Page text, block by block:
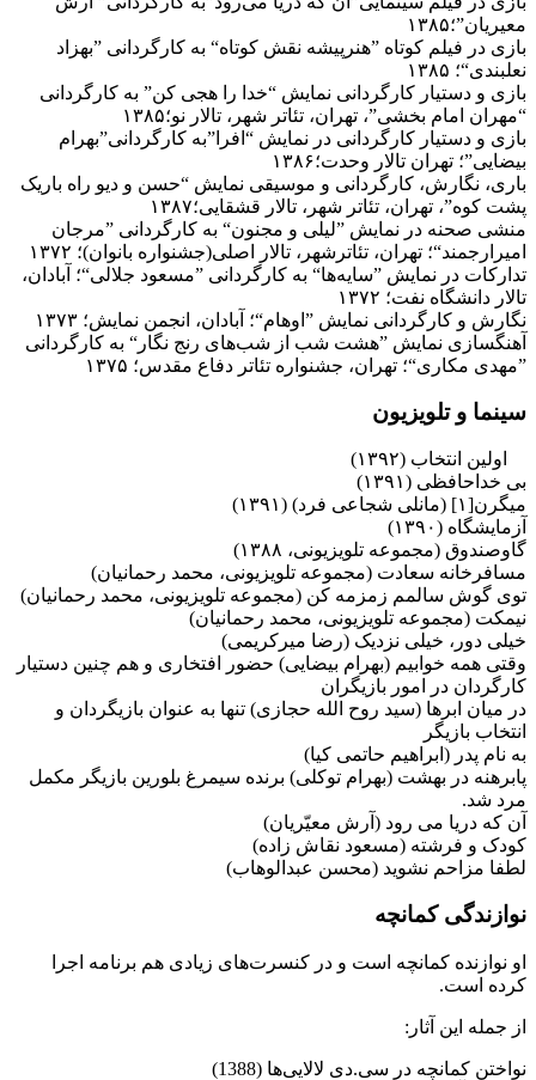
معیریان”؛۱۳۸۵
بازی در فیلم کوتاه ”هنرپیشه نقش کوتاه“ به کارگردانی ”بهزاد
نعلبندی“؛ ۱۳۸۵
بازی و دستیار کارگردانی نمایش “خدا را هجی کن” به کارگردانی
“مهران امام بخشی”، تهران، تئاتر شهر، تالار نو؛۱۳۸۵
بازی و دستیار کارگردانی در نمایش “افرا”به کارگردانی”بهرام
بیضایی”؛ تهران تالار وحدت؛۱۳۸۶
باری، نگارش، کارگردانی و موسیقی نمایش “حسن و دیو راه باریک
پشت کوه”، تهران، تئاتر شهر، تالار قشقایی؛۱۳۸۷
منشی صحنه در نمایش ”لیلی و مجنون“ به کارگردانی ”مرجان
امیرارجمند“؛ تهران، تئاترشهر، تالار اصلی(جشنواره بانوان)؛ ۱۳۷۲
تدارکات در نمایش ”سایه‌ها“ به کارگردانی ”مسعود جلالی“؛ آبادان،
تالار دانشگاه نفت؛ ۱۳۷۲
نگارش و کارگردانی نمایش ”اوهام“؛ آبادان، انجمن نمایش؛ ۱۳۷۳
آهنگسازی نمایش ”هشت شب از شب‌های رنج نگار“ به کارگردانی
”مهدی مکاری“؛ تهران، جشنواره تئاتر دفاع مقدس؛ ۱۳۷۵
سینما و تلویزیون
اولین انتخاب (۱۳۹۲)
بی خداحافظی (۱۳۹۱)
میگرن[۱] (مانلی شجاعی فرد) (۱۳۹۱)
آزمایشگاه (۱۳۹۰)
گاوصندوق (مجموعه تلویزیونی، ۱۳۸۸)
مسافرخانه سعادت (مجموعه تلویزیونی، محمد رحمانیان)
توی گوش سالمم زمزمه کن (مجموعه تلویزیونی، محمد رحمانیان)
نیمکت (مجموعه تلویزیونی، محمد رحمانیان)
خیلی دور، خیلی نزدیک (رضا میرکریمی)
وقتی همه خوابیم (بهرام بیضایی) حضور افتخاری و هم چنین دستیار
کارگردان در امور بازیگران
در میان ابرها (سید روح الله حجازی) تنها به عنوان بازیگردان و
انتخاب بازیگر
به نام پدر (ابراهیم حاتمی کیا)
پابرهنه در بهشت (بهرام توکلی) برنده سیمرغ بلورین بازیگر مکمل
مرد شد.
آن که دریا می رود (آرش معیّریان)
کودک و فرشته (مسعود نقاش زاده)
لطفا مزاحم نشوید (محسن عبدالوهاب)
نوازندگی کمانچه
او نوازنده كمانچه است و در كنسرت‌های زیادی هم برنامه اجرا
كرده است.
از جمله این آثار:
نواختن كمانچه در سی.دی لالایی‌ها (1388‌)